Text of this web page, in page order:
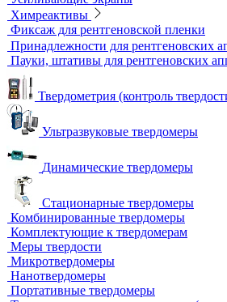
Принадлежности для рентгенографии
Гибкие кассеты для рентгеновской
Литеры маркировочные
Магнитные держатели для
Маркировочные знаки для
Проволочные эталоны
Универсальный шаблон радиографа
Эталоны чувствительности
Резаки
Рентгеновская плёнка
Рентгеновские аппараты постоянного
Усиливающие экраны
Химреактивы
Фиксаж для рентгеновской пленки
Принадлежности для рентгеновских
Пауки, штативы для рентгеновских
Твердометрия (контроль